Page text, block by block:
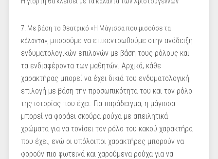
7. Με βάση το θεατρικό «Η Μάγισσα που μισούσε τα
κάλαντα», μπορούμε να επικεντρωθούμε στην ανάδειξη
ενδυματολογικών επιλογών με βάση τους ρόλους και
τα ενδιαφέροντα των μαθητών. Αρχικά, κάθε
χαρακτήρας μπορεί να έχει δικιά του ενδυματολογική
επιλογή με βάση την προσωπικότητα του και τον ρόλο
της ιστορίας που έχει. Για παράδειγμα, η μάγισσα
μπορεί να φοράει σκούρα ρούχα με απειλητικά
χρώματα για να τονίσει τον ρόλο του κακού χαρακτήρα
που έχει, ενώ οι υπόλοιποι χαρακτήρες μπορούν να
φορούν πιο φωτεινά και χαρούμενα ρούχα για να